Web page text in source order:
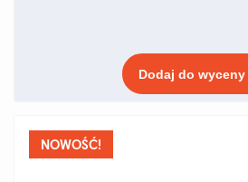
Dodaj do wyceny
ma
NOWOŚĆ!